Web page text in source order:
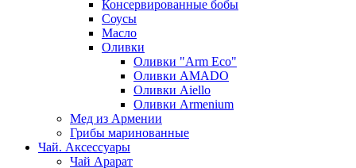
Консервированные бобы
Соусы
Масло
Оливки
Оливки "Arm Eco"
Оливки AMADO
Оливки Aiello
Оливки Armenium
Мед из Армении
Грибы маринованные
Чай. Аксессуары
Чай Арарат